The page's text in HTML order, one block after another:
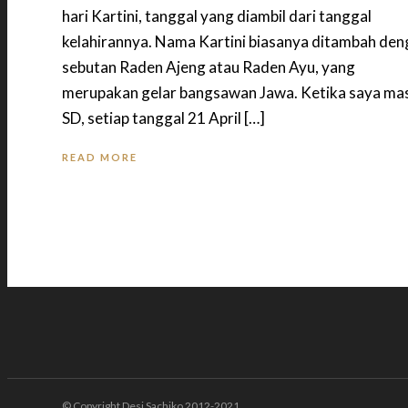
hari Kartini, tanggal yang diambil dari tanggal
kelahirannya. Nama Kartini biasanya ditambah
sebutan Raden Ajeng atau Raden Ayu, yang
merupakan gelar bangsawan Jawa. Ketika saya
SD, setiap tanggal 21 April […]
READ MORE